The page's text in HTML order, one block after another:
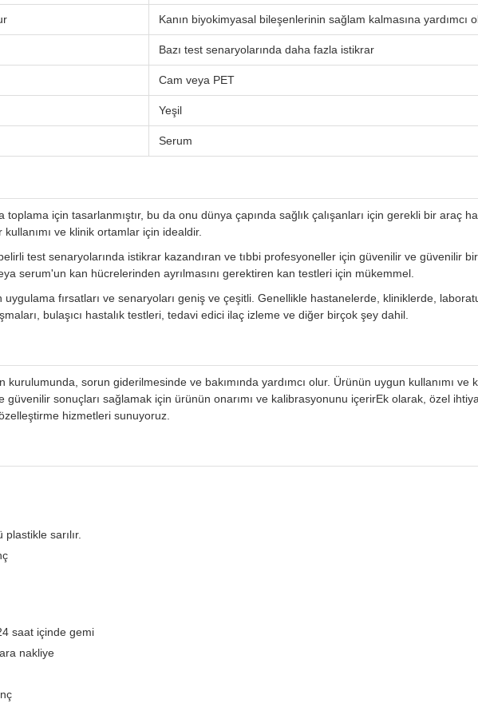
Kanın biyokimyasal bileşenlerinin sağlam kalmasına yardımcı
Bazı test senaryolarında daha fazla istikrar
Cam veya PET
Yeşil
Serum
için tasarlanmıştır, bu da onu dünya çapında sağlık çalışanları için gerekli bir araç
ve klinik ortamlar için idealdir.
test senaryolarında istikrar kazandıran ve tıbbi profesyoneller için güvenilir ve güvenilir
serum'un kan hücrelerinden ayrılmasını gerektiren kan testleri için mükemmel.
fırsatları ve senaryoları geniş ve çeşitli. Genellikle hastanelerde, kliniklerde,
bulaşıcı hastalık testleri, tedavi edici ilaç izleme ve diğer birçok şey dahil.
sorun giderilmesinde ve bakımında yardımcı olur. Ürünün uygun kullanımı ve
güvenilir sonuçları sağlamak için ürünün onarımı ve kalibrasyonunu içerirEk olarak, özel
hizmetleri sunuyoruz.
sarılır.
saat içinde gemi
nakliye